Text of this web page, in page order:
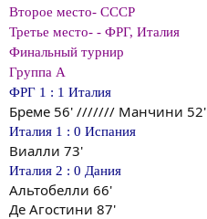
Второе место- СССР
Третье место- - ФРГ, Италия
Финальный турнир
Группа A
ФРГ 1 : 1 Италия
Бреме 56' /////// Манчини 52'
Италия 1 : 0 Испания
Виалли 73'
Италия 2 : 0 Дания
Альтобелли 66'
Де Агостини 87'